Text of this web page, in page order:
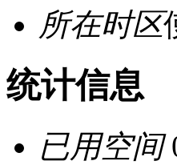
所在时区
统计信息
已用空间